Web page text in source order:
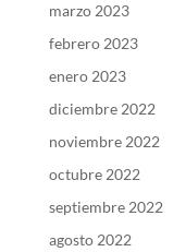
marzo 2023
febrero 2023
enero 2023
diciembre 2022
noviembre 2022
octubre 2022
septiembre 2022
agosto 2022